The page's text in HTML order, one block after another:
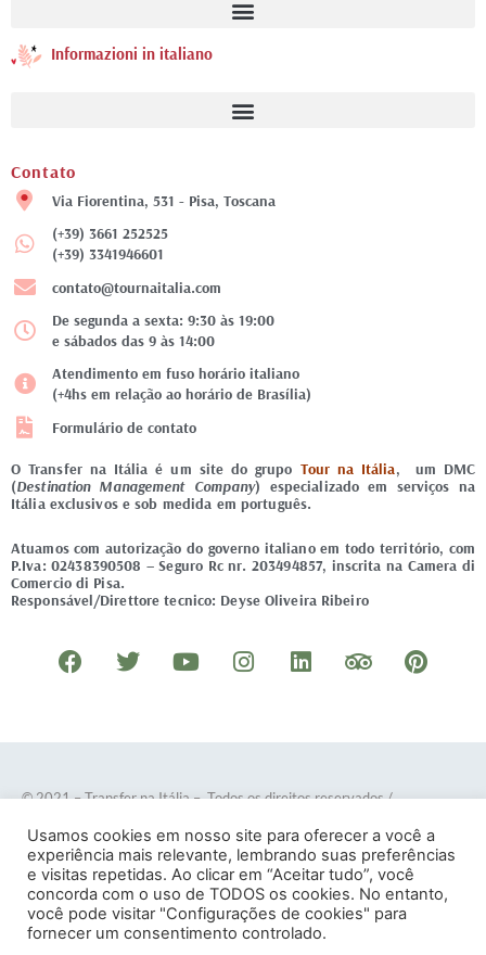
Informazioni in italiano
Contato
Via Fiorentina, 531 - Pisa, Toscana
(+39) 3661 252525
(+39) 3341946601
contato@tournaitalia.com
De segunda a sexta: 9:30 às 19:00
e sábados das 9 às 14:00
Atendimento em fuso horário italiano
(+4hs em relação ao horário de Brasília)
Formulário de contato
O Transfer na Itália é um site do grupo Tour na Itália, um DMC
(Destination Management Company) especializado em serviços na
Itália exclusivos e sob medida em português.
Atuamos com autorização do governo italiano em todo território, com
P.Iva: 02438390508 – Seguro Rc nr. 203494857, inscrita na Camera di
Comercio di Pisa.
Responsável/Direttore tecnico: Deyse Oliveira Ribeiro
F
a
e
o
k
T
w
t
e
r
Y
o
t
b
I
n
t
g
r
a
m
L
i
k
d
n
T
r
p
d
s
o
P
i
t
r
e
s
© 2021 – Transfer na Itália – Todos os direitos reservados/
Termos e Condições–Política de Privacidade
Usamos cookies em nosso site para oferecer a você a
experiência mais relevante, lembrando suas preferências
e visitas repetidas. Ao clicar em “Aceitar tudo”, você
concorda com o uso de TODOS os cookies. No entanto,
você pode visitar "Configurações de cookies" para
fornecer um consentimento controlado.